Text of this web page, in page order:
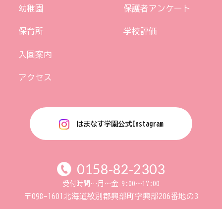
幼稚園
保育所
入園案内
アクセス
保護者アンケート
学校評価
はまなす学園公式Instagram
0158-82-2303
受付時間…月〜金 9:00〜17:00
〒098-1601 北海道紋別郡興部町字興部206番地の3